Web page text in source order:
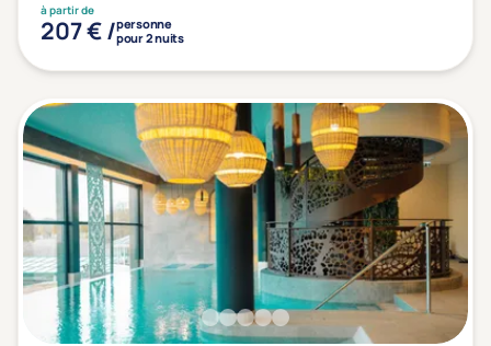
à partir de
207 € /personne
pour 2 nuits